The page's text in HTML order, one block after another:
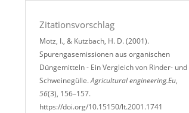
Zitationsvorschlag
Motz, I., & Kutzbach, H. D. (2001).
Spurengasemissionen aus organischen
Düngemitteln - Ein Vergleich von Rinder- und
Schweinegülle.Agricultural engineering.Eu,
56(3), 156–157.
https://doi.org/10.15150/lt.2001.1741